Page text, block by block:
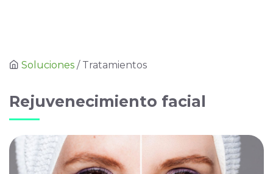
Soluciones / Tratamientos
Rejuvenecimiento facial